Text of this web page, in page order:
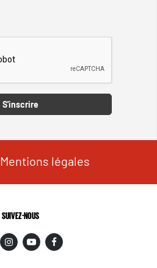
S'inscrire
Mentions légales
SUIVEZ-NOUS